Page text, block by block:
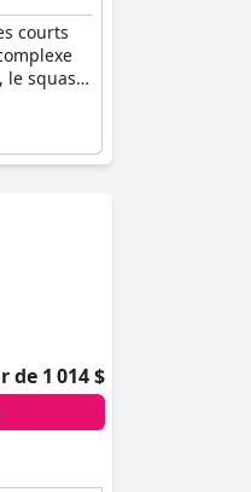
courts
le squash
de 1 014 $